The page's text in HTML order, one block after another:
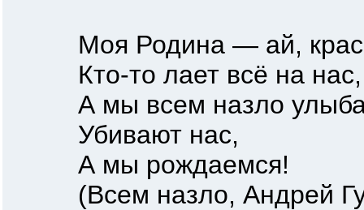
Моя Родина — ай,
Кто-то лает всё на нас,
А мы всем назло
Убивают нас,
А мы рождаемся!
(Всем назло, Андрей